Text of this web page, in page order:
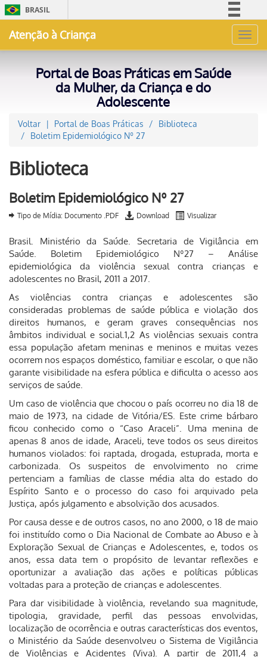
BRASIL
Acesso à informação
Atenção à Criança
Portal de Boas Práticas em Saúde
da Mulher, da Criança e do
Adolescente
Voltar Portal de Boas Práticas
Biblioteca
Boletim Epidemiológico Nº 27
Biblioteca
Boletim Epidemiológico Nº 27
Tipo de Mídia: Documento .PDF Download Visualizar
Brasil. Ministério da Saúde. Secretaria de Vigilância em
Saúde. Boletim Epidemiológico Nº27 – Análise
epidemiológica da violência sexual contra crianças e
adolescentes no Brasil, 2011 a 2017.
As violências contra crianças e adolescentes são
consideradas problemas de saúde pública e violação dos
direitos humanos, e geram graves consequências nos
âmbitos individual e social.1,2 As violências sexuais contra
essa população afetam meninas e meninos e muitas vezes
ocorrem nos espaços doméstico, familiar e escolar, o que não
garante visibilidade na esfera pública e dificulta o acesso aos
serviços de saúde.
Um caso de violência que chocou o país ocorreu no dia 18 de
maio de 1973, na cidade de Vitória/ES. Este crime bárbaro
ficou conhecido como o “Caso Araceli”. Uma menina de
apenas 8 anos de idade, Araceli, teve todos os seus direitos
humanos violados: foi raptada, drogada, estuprada, morta e
carbonizada. Os suspeitos de envolvimento no crime
pertenciam a famílias de classe média alta do estado do
Espírito Santo e o processo do caso foi arquivado pela
Justiça, após julgamento e absolvição dos acusados.
Por causa desse e de outros casos, no ano 2000, o 18 de maio
foi instituído como o Dia Nacional de Combate ao Abuso e à
Exploração Sexual de Crianças e Adolescentes, e, todos os
anos, essa data tem o propósito de levantar reflexões e
oportunizar a avaliação das ações e políticas públicas
voltadas para a proteção de crianças e adolescentes.
Para dar visibilidade à violência, revelando sua magnitude,
tipologia, gravidade, perfil das pessoas envolvidas,
localização de ocorrência e outras características dos eventos,
o Ministério da Saúde desenvolveu o Sistema de Vigilância
de Violências e Acidentes (Viva). A partir de 2011,4 a